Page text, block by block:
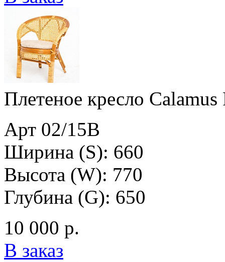
Плетеное кресло
Арт 02/15B
Ширина (S): 660
Высота (W): 770
Глубина (G): 650
10 000 р.
В заказ